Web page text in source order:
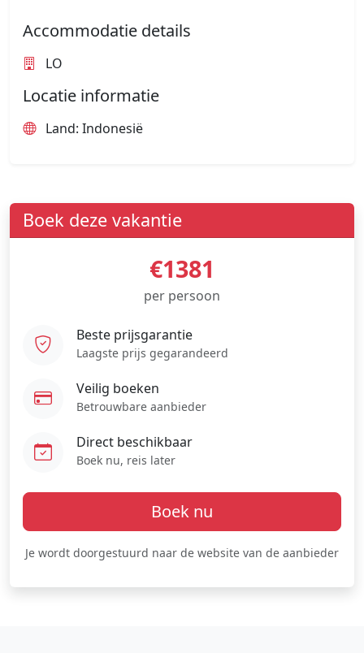
Accommodatie details
LO
Locatie informatie
Land: Indonesië
Boek deze vakantie
€1381
per persoon
Beste prijsgarantie
Laagste prijs gegarandeerd
Veilig boeken
Betrouwbare aanbieder
Direct beschikbaar
Boek nu, reis later
Boek nu
Je wordt doorgestuurd naar de website van de aanbieder